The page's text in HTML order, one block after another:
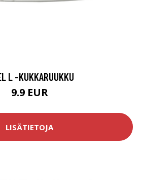
L -KUKKARUUKKU
9.9 EUR
LISÄTIETOJA